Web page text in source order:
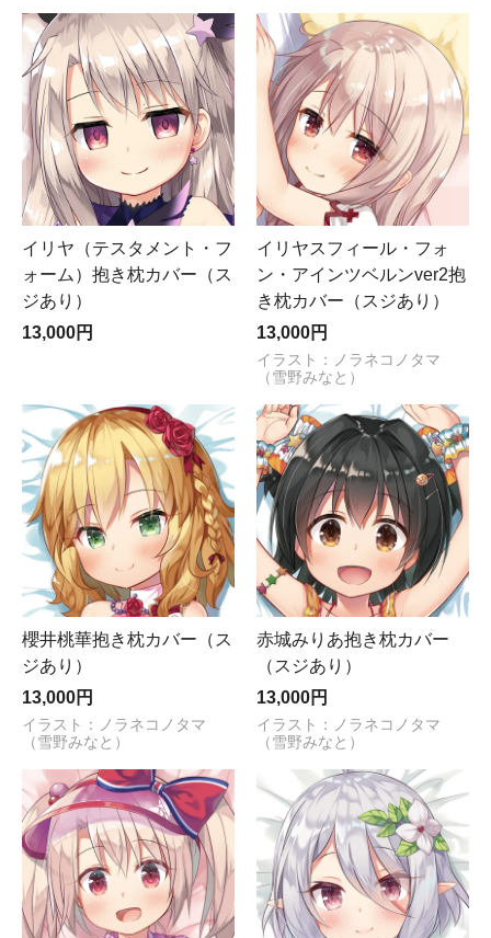
イリヤ（テスタメント・フ
ォーム）抱き枕カバー（ス
ジあり）
13,000円
イリヤスフィール・フォ
ン・アインツベルンver2抱
き枕カバー（スジあり）
13,000円
イラスト：ノラネコノタマ
（雪野みなと）
櫻井桃華抱き枕カバー（ス
ジあり）
13,000円
イラスト：ノラネコノタマ
（雪野みなと）
赤城みりあ抱き枕カバー
（スジあり）
13,000円
イラスト：ノラネコノタマ
（雪野みなと）